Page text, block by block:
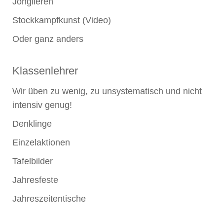
Stockkampfkunst (Video)
Oder ganz anders
Klassenlehrer
Wir üben zu wenig, zu unsystematisch und nicht
intensiv genug!
Denklinge
Einzelaktionen
Tafelbilder
Jahresfeste
Jahreszeitentische